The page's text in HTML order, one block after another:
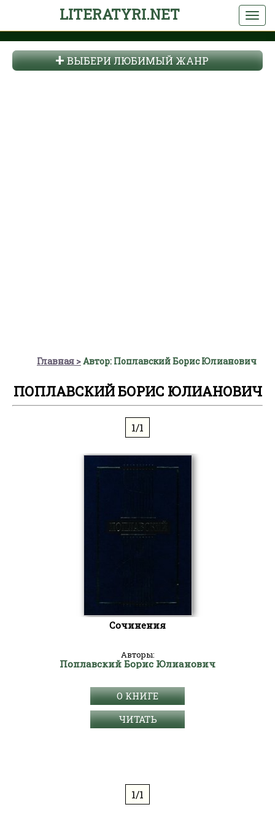
LITERATYRI.NET
ВЫБЕРИ ЛЮБИМЫЙ ЖАНР
Главная Автор: Поплавский Борис Юлианович
ПОПЛАВСКИЙ БОРИС ЮЛИАНОВИЧ
1/1
Сочинения
Авторы:
Поплавский Борис Юлианович
О КНИГЕ
ЧИТАТЬ
1/1